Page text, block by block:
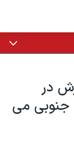
در
جنوبی می